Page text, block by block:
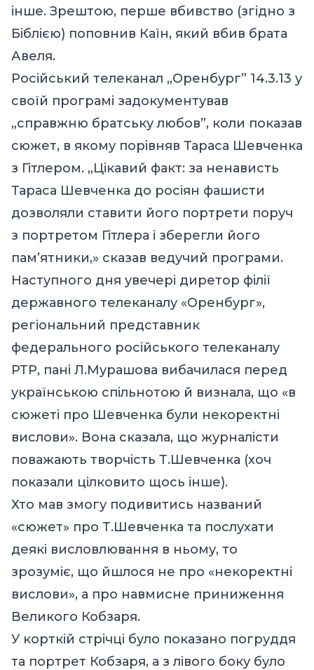
інше. Зрештою, перше вбивство (згідно з
Біблією) поповнив Каїн, який вбив брата
Авеля.
Російський телеканал „Оренбург” 14.3.13 у
своїй програмі задокументував
„справжню братську любов”, коли показав
сюжет, в якому порівняв Тараса Шевченка
з Гітлером. „Цікавий факт: за ненависть
Тараса Шевченка до росіян фашисти
дозволяли ставити його портрети поруч
з портретом Гітлера і зберегли його
пам’ятники,» сказав ведучий програми.
Наступного дня увечері диретор філії
державного телеканалу «Оренбург»,
регіональний представник
федерального російського телеканалу
РТР, пані Л.Мурашова вибачилася перед
українською спільнотою й визнала, що «в
сюжеті про Шевченка були некоректні
вислови». Вона сказала, що журналісти
поважають творчість Т.Шевченка (хоч
показали цілковито щось інше).
Хто мав змогу подивитись названий
«сюжет» про Т.Шевченка та послухати
деякі висловлювання в ньому, то
зрозуміє, що йшлося не про «некоректні
вислови», а про навмисне приниження
Великого Кобзаря.
У корткій стрічці було показано погруддя
та портрет Кобзаря, а з лівого боку було